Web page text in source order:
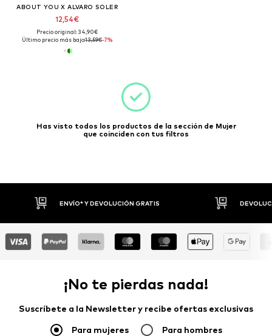
ABOUT YOU X ALVARO SOLER
12,54€
Precio original: 34,90€
Último precio más bajo:13,59€-7%
Has visto todos los productos de la sección de Mujer
que coinciden con tus filtros
DEVOLUCIONES HASTA 30 DÍAS
¡No te pierdas nada!
Suscríbete a la Newsletter y recibe ofertas exclusivas
Para mujeres Para hombres